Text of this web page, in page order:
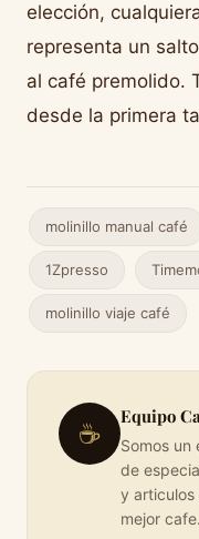
elección,
representa un
al café premolido.
desde la primera
molinillo manual café
1Zpresso
molinillo viaje café
☕
Equipo
Somos
de
y
mejor cafe.